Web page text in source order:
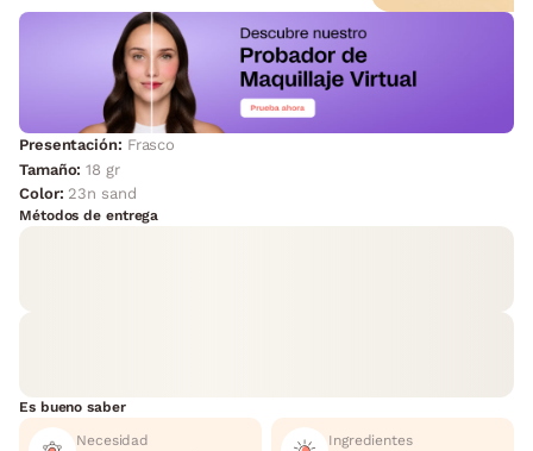
Presentación: Frasco
Tamaño:18 gr
Color: 23n sand
Métodos de entrega
Es bueno saber
Necesidad
Ingredientes